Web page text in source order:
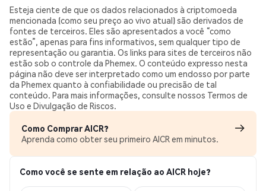
Esteja ciente de que os dados relacionados à criptomoeda
mencionada (como seu preço ao vivo atual) são derivados de
fontes de terceiros. Eles são apresentados a você “como
estão”, apenas para fins informativos, sem qualquer tipo de
representação ou garantia. Os links para sites de terceiros não
estão sob o controle da Phemex. O conteúdo expresso nesta
página não deve ser interpretado como um endosso por parte
da Phemex quanto à confiabilidade ou precisão de tal
conteúdo. Para mais informações, consulte nossos Termos de
Uso e Divulgação de Riscos.
Como Comprar AICR?
Aprenda como obter seu primeiro AICR em minutos.
Como você se sente em relação ao AICR hoje?